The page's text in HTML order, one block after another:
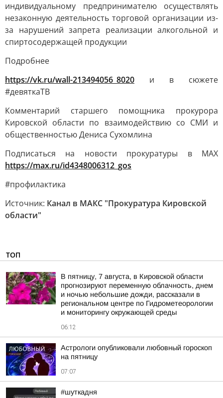
индивидуальному предпринимателю осуществлять
незаконную деятельность торговой организации из-
за нарушений запрета реализации алкогольной и
спиртосодержащей продукции
Подробнее
https://vk.ru/wall-213494056_8020 и в сюжете
#девяткаТВ
Комментарий старшего помощника прокурора
Кировской области по взаимодействию со СМИ и
общественностью Дениса Сухомлина
Подписаться на новости прокуратуры в МАХ
https://max.ru/id4348006312_gos
#профилактика
Источник: Канал в МАКС "Прокуратура Кировской
области"
ТОП
В пятницу, 7 августа, в Кировской области
прогнозируют переменную облачность, днем
и ночью небольшие дожди, рассказали в
региональном центре по Гидрометеорологии
и мониторингу окружающей среды
06:12
Астрологи опубликовали любовный гороскоп
на пятницу
07:07
#шуткадня